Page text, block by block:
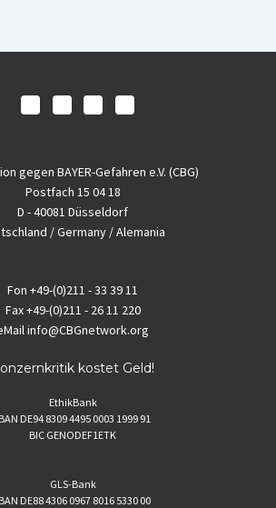
gegen BAYER-Gefahren e.V. (CBG)
Postfach 15 04 18
D - 40081 Düsseldorf
/ Germany / Alemania
Fon +49-(0)211 - 33 39 11
Fax+49-(0)211 - 26 11 220
info@CBGnetwork.org
kostet Geld!
EthikBank
DE94 8309 4495 0003 1999 91
BIC GENODEF1ETK
GLS-Bank
DE88 4306 0967 8016 5330 00